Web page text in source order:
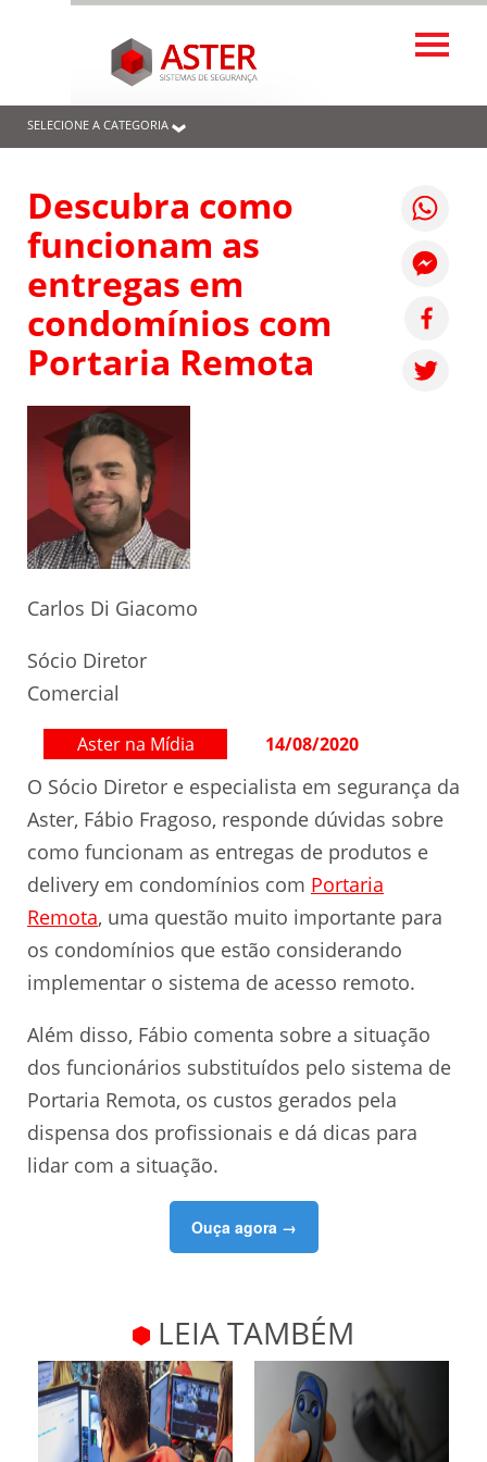
SELECIONE A CATEGORIA
Descubra como
funcionam as
entregas em
condomínios com
Portaria Remota
Carlos Di Giacomo
Sócio Diretor
Comercial
Aster na Mídia 14/08/2020
O Sócio Diretor e especialista em segurança da
Aster, Fábio Fragoso, responde dúvidas sobre
como funcionam as entregas de produtos e
delivery em condomínios com Portaria
Remota, uma questão muito importante para
os condomínios que estão considerando
implementar o sistema de acesso remoto.
Além disso, Fábio comenta sobre a situação
dos funcionários substituídos pelo sistema de
Portaria Remota, os custos gerados pela
dispensa dos profissionais e dá dicas para
lidar com a situação.
Ouça agora →
LEIA TAMBÉM